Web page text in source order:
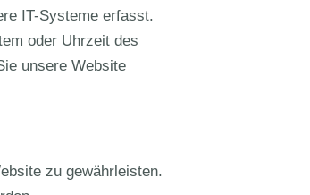
IT-Systeme erfasst.
oder Uhrzeit des
unsere Website
zu gewährleisten.